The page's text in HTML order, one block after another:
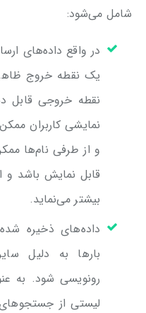
شامل می‌شود:
در واقع داده‌های
یک نقطه خروج
نقطه خروجی قابل
نمایشی کاربران
و از طرفی نام‌ها
قابل نمایش باشد و
بیشتر می‌نماید.
داده‌های ذخیره
بارها به دلیل
رونویسی شود. به
لیستی از